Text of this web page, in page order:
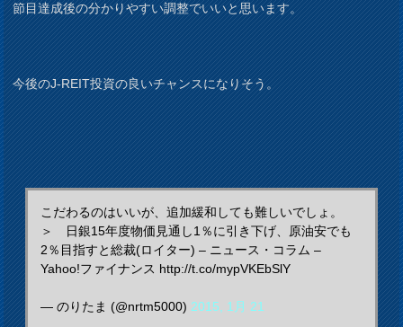
節目達成後の分かりやすい調整でいいと思います。
今後のJ-REIT投資の良いチャンスになりそう。
こだわるのはいいが、追加緩和しても難しいでしょ。
＞ 日銀15年度物価見通し1％に引き下げ、原油安でも
2％目指すと総裁(ロイター) – ニュース・コラム –
Yahoo!ファイナンス http://t.co/mypVKEbSlY
— のりたま (@nrtm5000) 2015, 1月 21